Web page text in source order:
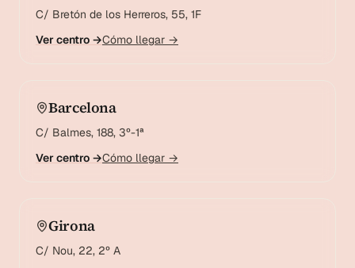
C/ Bretón de los Herreros, 55, 1F
Ver centro →Cómo llegar →
Barcelona
C/ Balmes, 188, 3º-1ª
Ver centro →Cómo llegar →
Girona
C/ Nou, 22, 2º A